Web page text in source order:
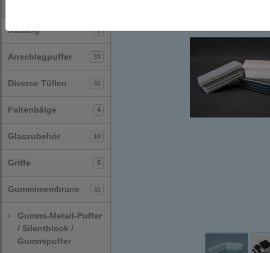
Katalog 1
Anschlagpuffer 33
Diverse Tüllen 31
Faltenbälge 4
Glaszubehör 10
Griffe 5
Gummimembrane 11
›
Gummi-Metall-Puffer
/ Silentblock /
Gummipuffer